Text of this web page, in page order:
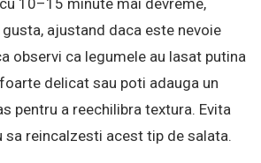
ajustand daca este nevoie
observi ca legumele au lasat putina
delicat sau poti adauga un
pentru a reechilibra textura. Evita
sa reincalzesti acest tip de salata.